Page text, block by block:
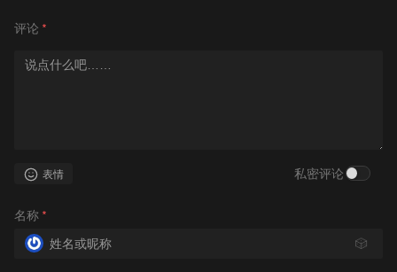
评论 *
表情 私密评论
名称 *
🎲